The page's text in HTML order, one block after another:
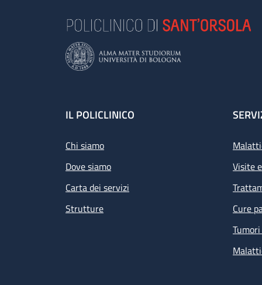
Footer
IL POLICLINICO
Chi siamo
Dove siamo
Carta dei servizi
Strutture
Visite
Cure